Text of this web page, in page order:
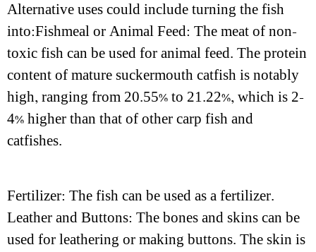
Alternative uses could include turning the fish
into:Fishmeal or Animal Feed: The meat of non-
toxic fish can be used for animal feed. The protein
content of mature suckermouth catfish is notably
high, ranging from 20.55% to 21.22%, which is 2-
4% higher than that of other carp fish and
catfishes.
Fertilizer: The fish can be used as a fertilizer.
Leather and Buttons: The bones and skins can be
used for leathering or making buttons. The skin is